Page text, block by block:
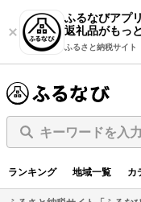
ふるなびアプ
返礼品がもっ
ふるさと納税サイト
キーワードを入力
ランキング 地域一覧 カ